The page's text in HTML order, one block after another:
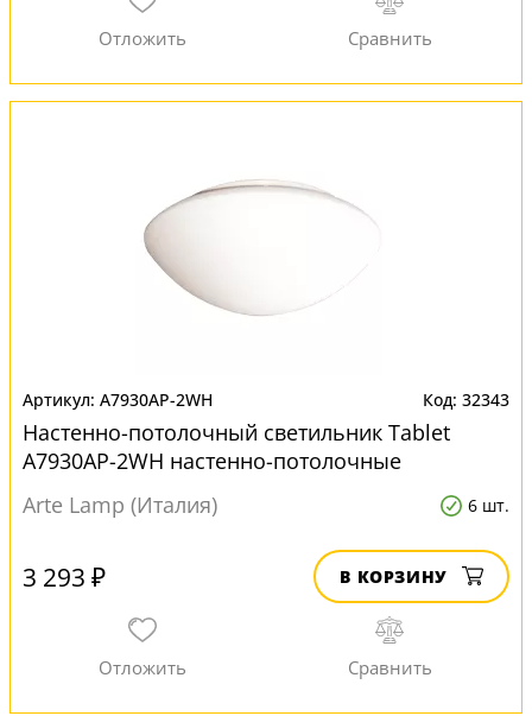
A7930AP-2WH 32343
Настенно-потолочный светильник Tablet
A7930AP-2WH настенно-потолочные
Arte Lamp (Италия)
6 шт.
3 293 ₽ В КОРЗИНУ